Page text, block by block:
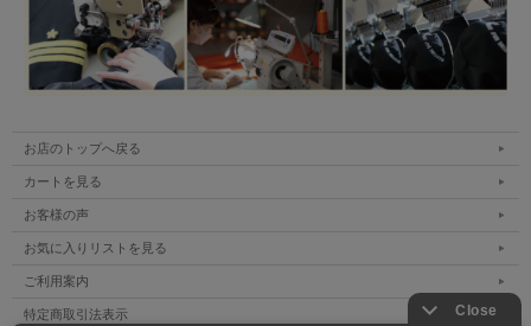
お店のトップへ戻る
カートを見る
お客様の声
お気に入りリストを見る
ご利用案内
特定商取引法表示